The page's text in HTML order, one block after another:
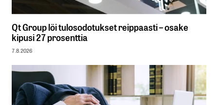
Qt Group löi tulosodotukset reippaasti – osake
kipusi 27 prosenttia
7.8.2026